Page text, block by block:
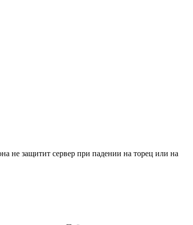
не защитит сервер при падении на торец или на